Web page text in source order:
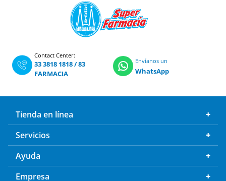
Contact Center:
33 3818 1818/83
FARMACIA
Envíanos un
WhatsApp
Tienda en línea
Servicios
Ayuda
Empresa